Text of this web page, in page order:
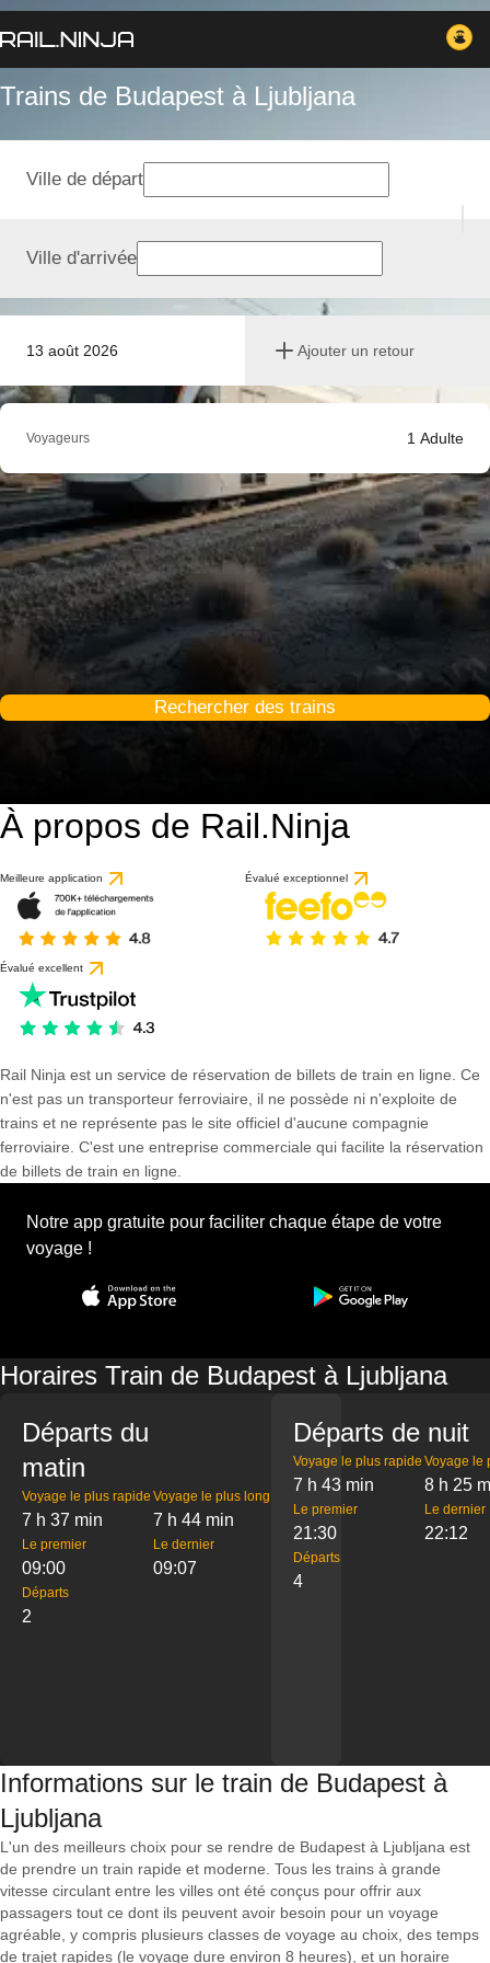
Trains de Budapest à Ljubljana
13 août 2026 Ajouter un retour
Ville de départ
Ville d'arrivée
Voyageurs 1 Adulte
Rechercher des trains
À propos de Rail.Ninja
Meilleure application Évalué exceptionnel
Évalué excellent
Rail Ninja est un service de réservation de billets de train en ligne. Ce
n'est pas un transporteur ferroviaire, il ne possède ni n'exploite de
trains et ne représente pas le site officiel d'aucune compagnie
ferroviaire. C'est une entreprise commerciale qui facilite la réservation
de billets de train en ligne.
Notre app gratuite pour faciliter chaque étape de votre
voyage !
Horaires Train de Budapest à Ljubljana
Départs du
matin
Voyage le plus rapide
7 h 37 min
Voyage le plus long
7 h 44 min
Le premier
09:00
Le dernier
09:07
Départs
2
Départs de nuit
Voyage le plus rapide
7 h 43 min
Voyage le
8 h 25
Le premier
21:30
Le dernier
22:12
Départs
4
Informations sur le train de Budapest à
Ljubljana
L'un des meilleurs choix pour se rendre de Budapest à Ljubljana est
de prendre un train rapide et moderne. Tous les trains à grande
vitesse circulant entre les villes ont été conçus pour offrir aux
passagers tout ce dont ils peuvent avoir besoin pour un voyage
agréable, y compris plusieurs classes de voyage au choix, des temps
de trajet rapides (le voyage dure environ 8 heures), et un horaire